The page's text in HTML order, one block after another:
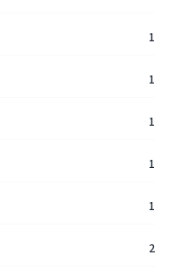
1
1
1
1
1
2